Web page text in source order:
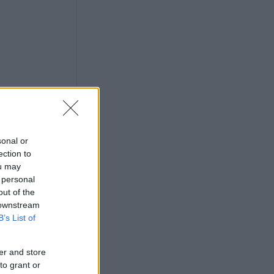
or
to
may
of the
List of
and store
grant or
–